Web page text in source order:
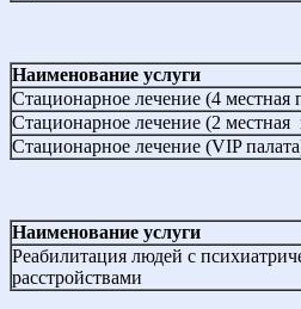
Наименование услуги
Стационарное лечение (4 местная
Стационарное лечение (2 местная
Стационарное лечение (VIP
Наименование услуги
Реабилитация людей с
расстройствами